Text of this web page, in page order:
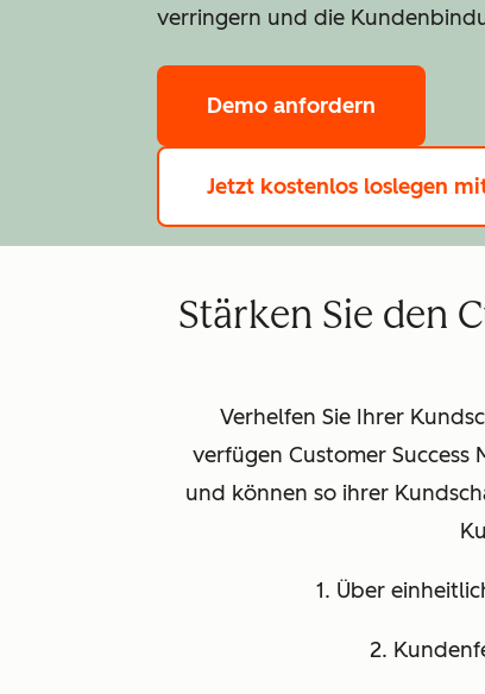
verringern und die
Demo anfordern
Jetzt kostenlos loslegen
Stärken Sie den
Verhelfen Sie Ihrer
verfügen Customer
und können so ihrer
1. Über
2.